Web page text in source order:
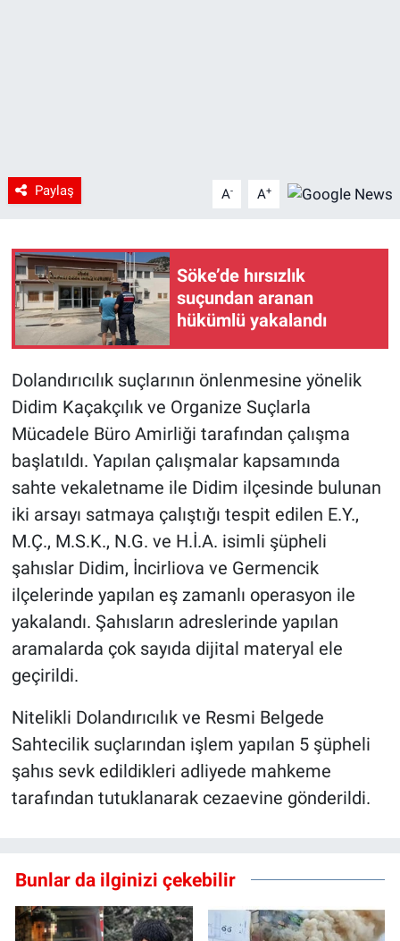
Paylaş A- A+
Söke’de hırsızlık
suçundan aranan
hükümlü yakalandı
Dolandırıcılık suçlarının önlenmesine yönelik
Didim Kaçakçılık ve Organize Suçlarla
Mücadele Büro Amirliği tarafından çalışma
başlatıldı. Yapılan çalışmalar kapsamında
sahte vekaletname ile Didim ilçesinde bulunan
iki arsayı satmaya çalıştığı tespit edilen E.Y.,
M.Ç., M.S.K., N.G. ve H.İ.A. isimli şüpheli
şahıslar Didim, İncirliova ve Germencik
ilçelerinde yapılan eş zamanlı operasyon ile
yakalandı. Şahısların adreslerinde yapılan
aramalarda çok sayıda dijital materyal ele
geçirildi.
Nitelikli Dolandırıcılık ve Resmi Belgede
Sahtecilik suçlarından işlem yapılan 5 şüpheli
şahıs sevk edildikleri adliyede mahkeme
tarafından tutuklanarak cezaevine gönderildi.
Bunlar da ilginizi çekebilir